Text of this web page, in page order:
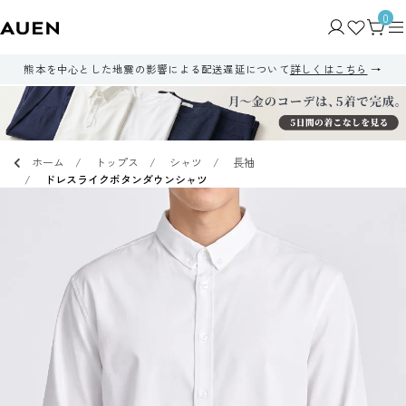
0
熊本を中心とした地震の影響による配送遅延について詳しくはこちら
ホーム トップス シャツ
長袖
ドレスライクボタンダウンシャツ